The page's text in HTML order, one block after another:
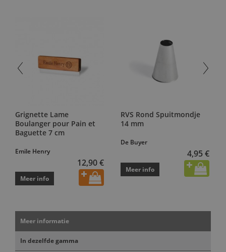
Grignette Lame
Boulanger pour Pain et
Baguette 7 cm
Emile Henry
12,90 €
Meer info
RVS Rond Spuitmondje
14 mm
De Buyer
4,95 €
Meer info
Meer informatie
In dezelfde gamma